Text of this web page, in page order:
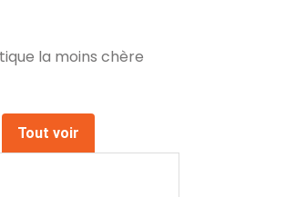
la moins chère
Tout voir